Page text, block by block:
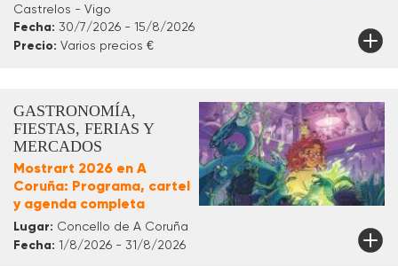
Castrelos - Vigo
Fecha: 30/7/2026 - 15/8/2026
Precio: Varios precios €
GASTRONOMÍA,
FIESTAS, FERIAS Y
MERCADOS
Mostrart 2026 en A
Coruña: Programa, cartel
y agenda completa
Lugar: Concello de A Coruña
Fecha: 1/8/2026 - 31/8/2026